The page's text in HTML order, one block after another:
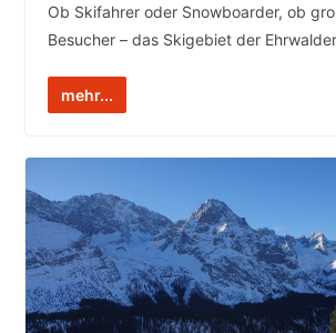
Ob Skifahrer oder Snowboarder, ob
Besucher – das Skigebiet der
mehr...